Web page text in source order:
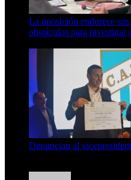
La oposición endurece
obstáculos para investigar
Denuncian al